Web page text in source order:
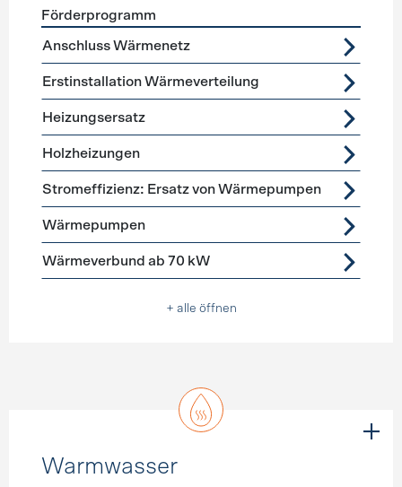
Förderprogramme
Förderprogramm
Anschluss Wärmenetz
Erstinstallation Wärmeverteilung
Heizungsersatz
Holzheizungen
Stromeffizienz: Ersatz von Wärmepumpen
Wärmepumpen
Wärmeverbund ab 70 kW
+ alle öffnen
Warmwasser